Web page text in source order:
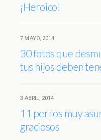
¡Heroico!
7 MAYO, 2014
30 fotos que
tus hijos deben
3 ABRIL, 2014
11 perros muy
graciosos